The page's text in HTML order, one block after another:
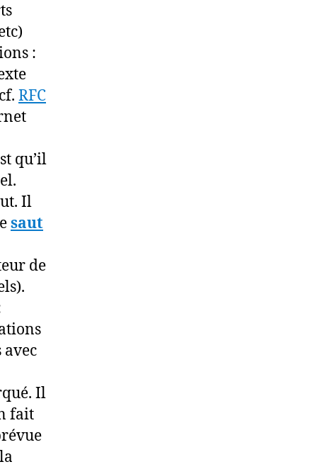
:
RFC
qu’il
Il
saut
de
avec
Il
fait